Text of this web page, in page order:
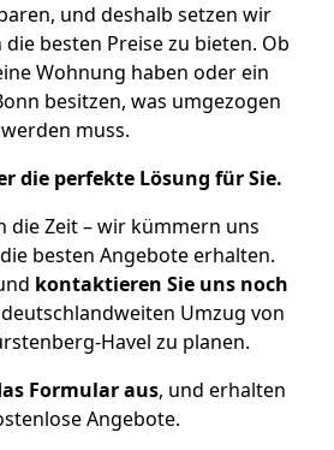
und deshalb setzen wir
besten Preise zu bieten. Ob
Wohnung haben oder ein
besitzen, was umgezogen
werden muss.
die perfekte Lösung für Sie.
die Zeit – wir kümmern uns
besten Angebote erhalten.
kontaktieren Sie uns noch
Umzug von
Havel zu planen.
Formular aus, und erhalten
Angebote.